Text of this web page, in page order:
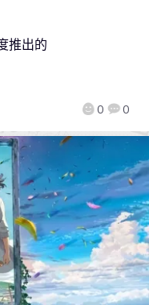
0 0
推出的